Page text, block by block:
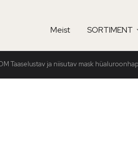
Meist SORTIMENT
Taaselustav ja niisutav mask